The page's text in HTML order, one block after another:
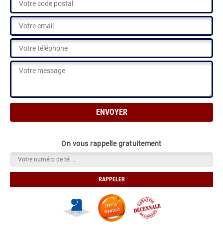
On vous rappelle gratuitement